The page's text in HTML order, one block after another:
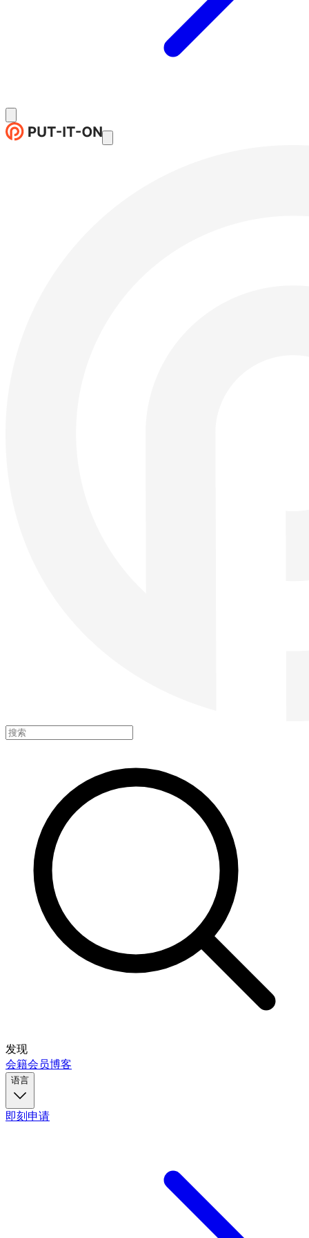
发现
会籍会员博客
语言
即刻申请